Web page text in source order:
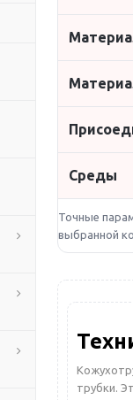
Среды
Точные
выбранной
трубки.